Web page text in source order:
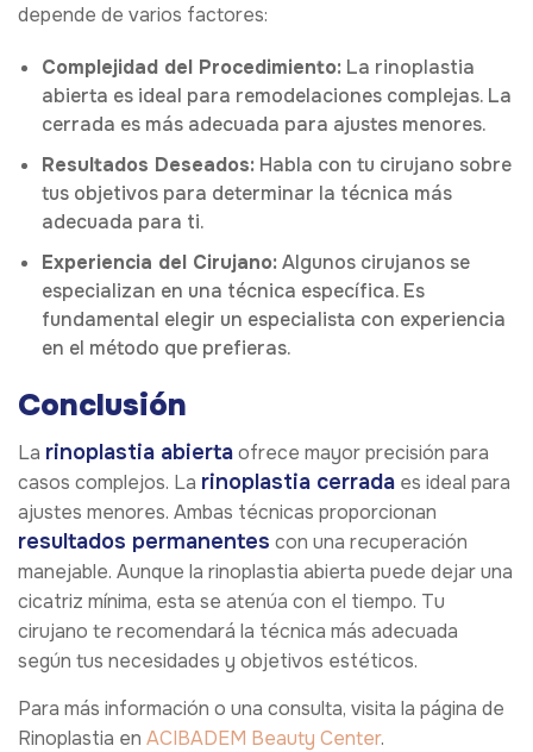
depende de varios factores:
Complejidad del Procedimiento: La rinoplastia
abierta es ideal para remodelaciones complejas. La
cerrada es más adecuada para ajustes menores.
Resultados Deseados: Habla con tu cirujano sobre
tus objetivos para determinar la técnica más
adecuada para ti.
Experiencia del Cirujano:Algunos cirujanos se
especializan en una técnica específica. Es
fundamental elegir un especialista con experiencia
en el método que prefieras.
Conclusión
La rinoplastia abiertaofrece mayor precisión para
casos complejos. La rinoplastia cerrada es ideal para
ajustes menores. Ambas técnicas proporcionan
resultados permanentes con una recuperación
manejable. Aunque la rinoplastia abierta puede dejar una
cicatriz mínima, esta se atenúa con el tiempo. Tu
cirujano te recomendará la técnica más adecuada
según tus necesidades y objetivos estéticos.
Para más información o una consulta, visita la página de
Rinoplastia en ACIBADEM Beauty Center.